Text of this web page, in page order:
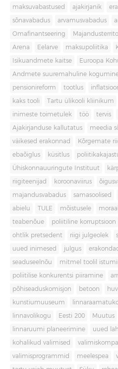
maksuvabastused ajakirjanik
sõnavabadus arvamusvabadus
Omafinantseering
Arena Eelarve maksupoliitika
Isikuandmete kaitse Euroopa
Andmete suuremahuline
pensionireform tootlus
kaks tooli Tartu ülikooli kliinikum
inimeste toimetulek töö tervis
Ajakirjanduse kallutatus meedia
väikesed erakonnad Kõrgemate
ebaõiglus küsitlus
Ühiskonnauuringute Instituut
riigiteenijad koroonaviirus
majandusvabadus samasoolised
abielu TULE mõistusele moraal
teabenõue poliitiline korruptsioon
ohtlik pretsedent riigi julgeolek
uued inimesed julgus
seaduseelnõu mitmel toolil
poliitilise konkurentsi piiramine
põhiseaduskomisjon betoon
kunstiumuuseum
linnavolikogu Eesti 200 Muutus
linnaruumi planeerimine uued
kohalikud valimised
valimisprogrammid meelespea